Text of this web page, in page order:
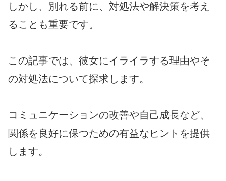
しかし、別れる前に、対処法や解決策を考え
ることも重要です。
この記事では、彼女にイライラする理由やそ
の対処法について探求します。
コミュニケーションの改善や自己成長など、
関係を良好に保つための有益なヒントを提供
します。